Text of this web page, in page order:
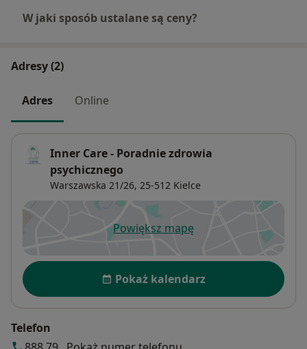
W jaki sposób ustalane są ceny?
Adresy (2)
Adres Online
Inner Care - Poradnie zdrowia
psychicznego
Warszawska 21/26, 25-512 Kielce
Powiększ mapęotwiera się w nowej karcie
Dostępność
Pokaż kalendarz
Telefon